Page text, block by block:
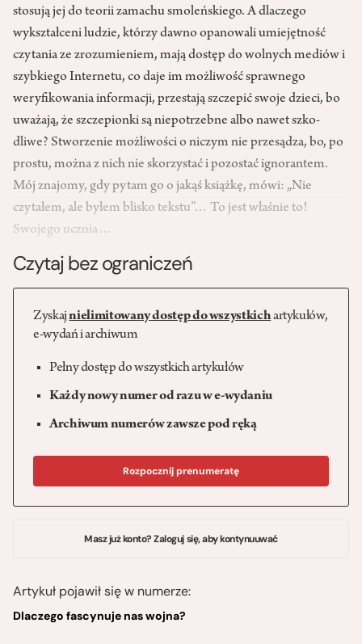
stosują jej do teorii zamachu smoleńskiego. A dlaczego
wykształceni ludzie, którzy dawno opanowali umiejętność
czytania ze zrozumieniem, mają dostęp do wolnych mediów i
szybkiego Internetu, co daje im możliwość sprawnego
weryfikowania infor­macji, przestają szczepić swoje dzieci, bo
uważają, że szczepionki są niepotrzebne albo nawet szko­
dliwe? Stworzenie możliwości o niczym nie przesądza, bo, po
prostu, można z nich nie skorzy­stać i pozostać ignorantem.
Mój znajomy, gdy pytam go o jakąś książkę, mówi: „Nie
czytałem, ale byłem blisko tekstu”… To jest wła­śnie to!
Swojego ucznia…
Czytaj bez ograniczeń
Zyskajnielimitowany dostęp do wszystkichartykułów,
e-wydań i archiwum
Pełny dostęp do wszystkich artykułów
Każdy nowy numer od razu w e-wydaniu
Archiwum numerów zawsze pod ręką
Rozpocznij prenumeratę
Masz już konto? Zaloguj się, aby kontynuuwać
Artykuł pojawił się w numerze:
Dlaczego fascynuje nas wojna?